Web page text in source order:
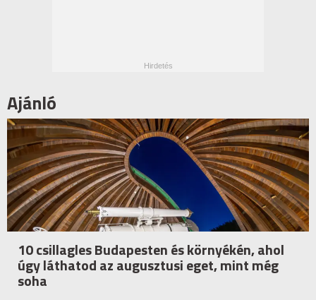
Ajánló
10 csillagles Budapesten és környékén, ahol
úgy láthatod az augusztusi eget, mint még
soha